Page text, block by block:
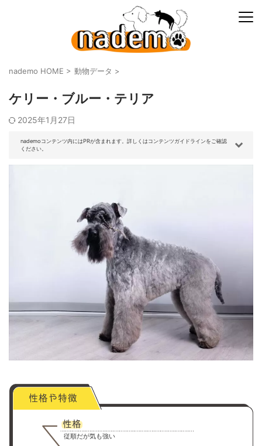
nademo HOME > 動物データ >
ケリー・ブルー・テリア
2025年1月27日
nademoコンテンツ内にはPRが含まれます。詳しくはコンテンツガイドラインをご確認
ください。
従順だが気も強い